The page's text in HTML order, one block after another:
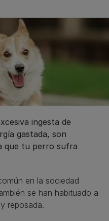
ingesta de
gastada, son
que tu perro sufra
en la sociedad
se han habituado a
reposada.